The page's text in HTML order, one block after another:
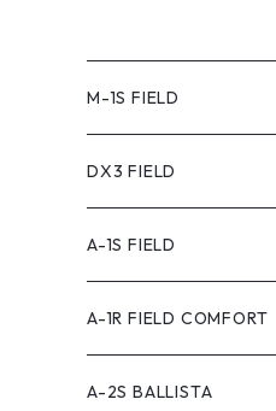
M-1S FIELD
DX3 FIELD
A-1S FIELD
A-1R FIELD COMFORT
A-2S BALLISTA